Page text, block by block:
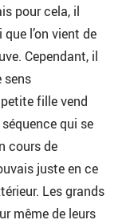
pour cela, il
l’on vient de
Cependant, il
sens
fille vend
qui se
cours de
juste en ce
Les grands
même de leurs